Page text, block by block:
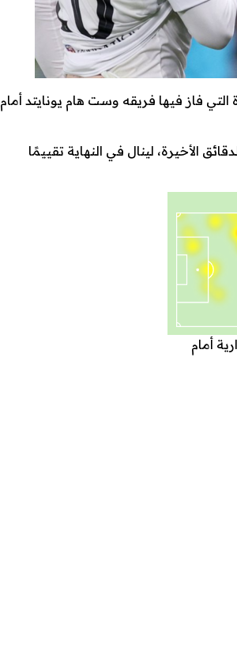
فاز فيها فريقه وست هام يونايتد أمام
الأخيرة، لينال في النهاية تقييمًا
أمام